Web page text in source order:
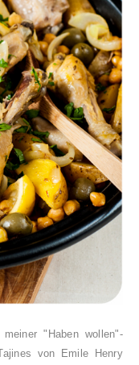
"Haben wollen"-
von Emile Henry